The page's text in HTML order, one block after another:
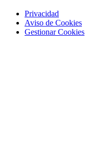
Privacidad
Aviso de Cookies
Gestionar Cookies